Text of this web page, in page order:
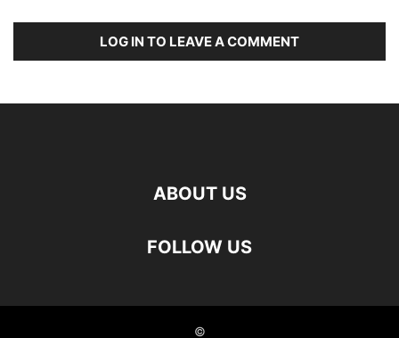
LOG IN TO LEAVE A COMMENT
ABOUT US
FOLLOW US
©